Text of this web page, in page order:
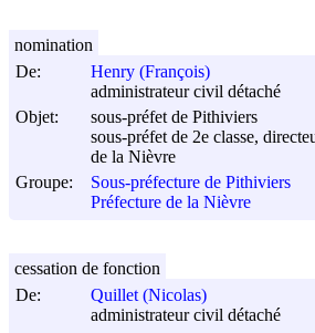
De:
Henry (François)
administrateur civil détaché
Objet:
sous-préfet de Pithiviers
sous-préfet de 2e classe,
de la Nièvre
Groupe:
Sous-préfecture de Pithiviers
Préfecture de la Nièvre
nomination
De:
Quillet (Nicolas)
administrateur civil détaché
cessation de fonction